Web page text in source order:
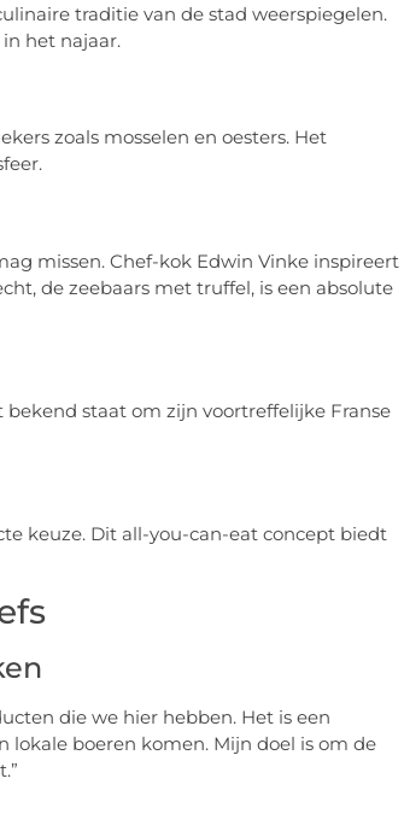
traditie van de stad weerspiegelen.
het najaar.
zoals mosselen en oesters. Het
missen. Chef-kok Edwin Vinke inspireert
de zeebaars met truffel, is een absolute
staat om zijn voortreffelijke Franse
keuze. Dit all-you-can-eat concept biedt
die we hier hebben. Het is een
boeren komen. Mijn doel is om de